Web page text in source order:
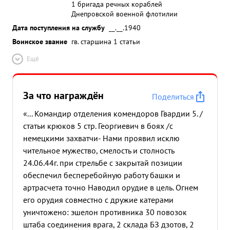
1 бригада речных кораблей
Днепровской военной флотилии
Дата поступления на службу
__.__.1940
Воинское звание гв. старшина 1 статьи
Ещё
За что награждён
Поделиться
«... Командир отделения комендоров Гвардии 5. /
статьи крюков 5 стр. Георгиевич в боях /с
немецкими захватчи- Нами проявил исклю
чительное мужество, смелость и столность
24.06.44г. при стрельбе с закрытай позиции
обеспечил бесперебойную работу башки и
артрасчета точно Наводил орудие в цель. Огнем
его орудия совместно с дружие катерами
уничтожено: эшелон противника 30 повозок
штаба соединения врага, 2 склада БЗ дзотов, 2